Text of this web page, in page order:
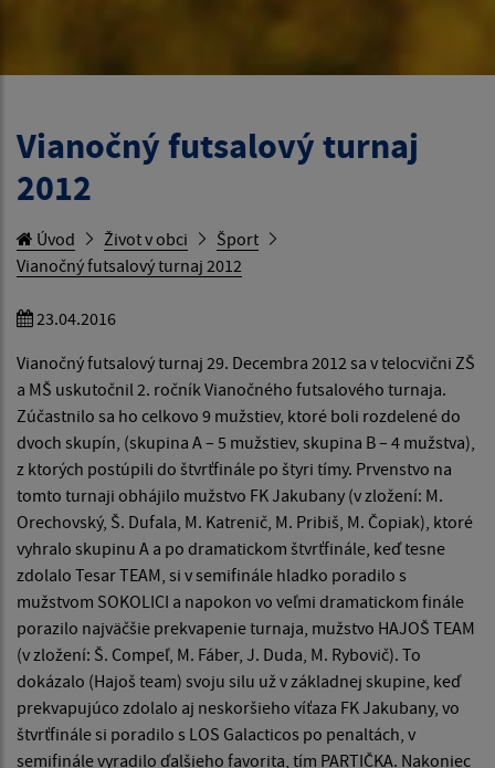
Vianočný futsalový turnaj
2012
Úvod Život v obci
Šport
Vianočný futsalový turnaj 2012
23.04.2016
Vianočný futsalový turnaj 29. Decembra 2012 sa v telocvični ZŠ
a MŠ uskutočnil 2. ročník Vianočného futsalového turnaja.
Zúčastnilo sa ho celkovo 9 mužstiev, ktoré boli rozdelené do
dvoch skupín, (skupina A – 5 mužstiev, skupina B – 4 mužstva),
z ktorých postúpili do štvrťfinále po štyri tímy. Prvenstvo na
tomto turnaji obhájilo mužstvo FK Jakubany (v zložení: M.
Orechovský, Š. Dufala, M. Katrenič, M. Pribiš, M. Čopiak), ktoré
vyhralo skupinu A a po dramatickom štvrťfinále, keď tesne
zdolalo Tesar TEAM, si v semifinále hladko poradilo s
mužstvom SOKOLICI a napokon vo veľmi dramatickom finále
porazilo najväčšie prekvapenie turnaja, mužstvo HAJOŠ TEAM
(v zložení: Š. Compeľ, M. Fáber, J. Duda, M. Rybovič). To
dokázalo (Hajoš team) svoju silu už v základnej skupine, keď
prekvapujúco zdolalo aj neskoršieho víťaza FK Jakubany, vo
štvrťfinále si poradilo s LOS Galacticos po penaltách, v
semifinále vyradilo ďalšieho favorita, tím PARTIČKA. Nakoniec